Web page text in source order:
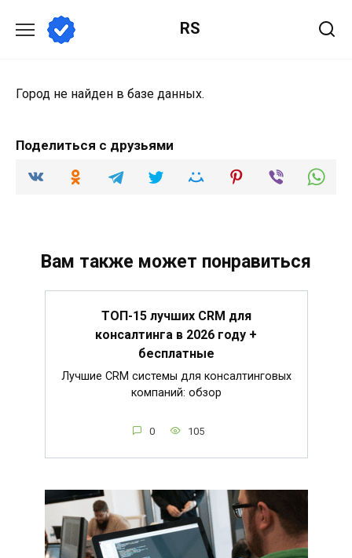
содержанию
RS
Город не найден в базе данных.
Поделиться с друзьями
Вам также может понравиться
ТОП-15 лучших CRM для
консалтинга в 2026 году +
бесплатные
Лучшие CRM системы для консалтинговых
компаний: обзор
0 105